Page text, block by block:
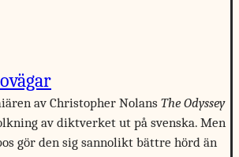
av Christopher Nolans The Odyssey
av diktverket ut på svenska. Men
gör den sig sannolikt bättre hörd än